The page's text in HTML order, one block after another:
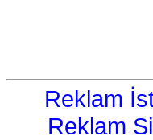
Reklam
Reklam